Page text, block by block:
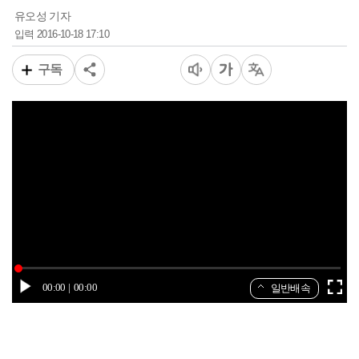
유오성 기자
입력2016-10-18 17:10
구독
00:00 00:00 일반배속